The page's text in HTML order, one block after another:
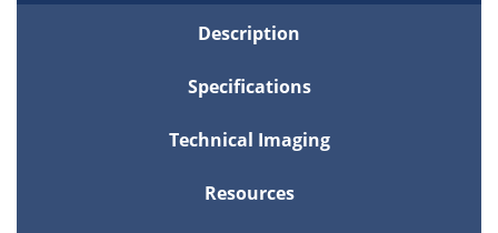
Description
Specifications
Technical Imaging
Resources